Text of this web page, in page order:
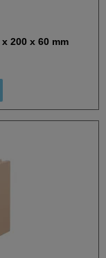
200 x 60 mm